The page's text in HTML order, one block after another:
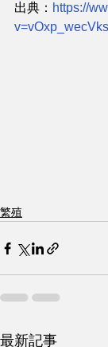
出典： https://
v=vOxp_wecVks
繁殖
最新記事